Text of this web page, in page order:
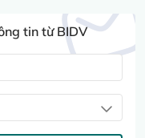
tin từ BIDV